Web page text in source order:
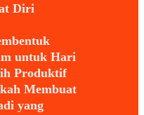
Diri
untuk Hari
Produktif
Membuat
yang